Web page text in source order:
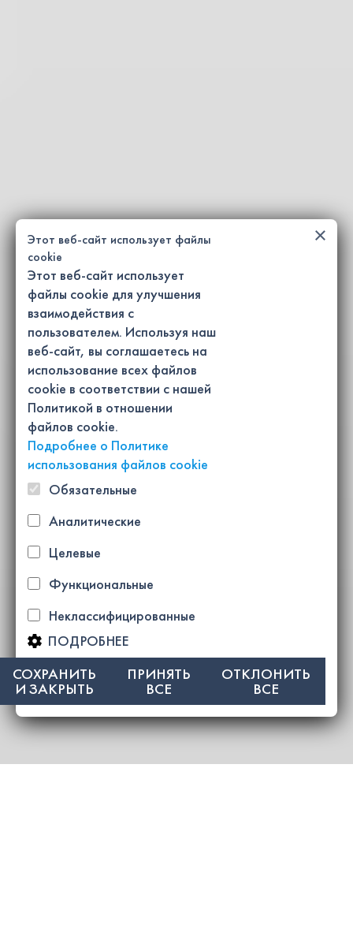
×
Этот веб-сайт использует файлы
cookie
Этот веб-сайт использует
файлы cookie для улучшения
взаимодействия с
пользователем. Используя наш
веб-сайт, вы соглашаетесь на
использование всех файлов
cookie в соответствии с нашей
Политикой в ​​отношении
файлов cookie.
Подробнее о Политике
использования файлов cookie
Обязательные
Аналитические
Целевые
Функциональные
Неклассифицированные
ПОДРОБНЕЕ
СОХРАНИТЬ
И ЗАКРЫТЬ
ПРИНЯТЬ
ВСЕ
ОТКЛОНИТЬ
ВСЕ